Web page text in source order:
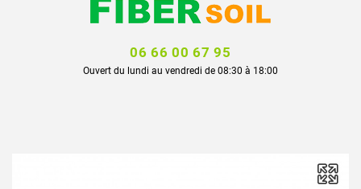
06 66 00 67 95
Ouvert du lundi au vendredi de 08:30 à 18:00